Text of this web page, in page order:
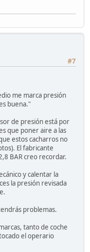
#7
me marca presión
buena."
de presión está por
que poner aire a las
estos cacharros no
El fabricante
BAR creo recordar.
y calentar la
la presión revisada
problemas.
tanto de coche
el operario